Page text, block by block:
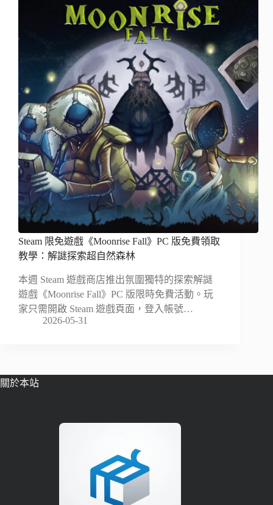
Steam 限免遊戲《Moonrise Fall》PC 版免費領取
教學：解謎探索超自然森林
本週 Steam 遊戲商店推出氛圍獨特的探索解謎
遊戲《Moonrise Fall》PC 版限時免費活動。玩
家只需開啟 Steam 遊戲頁面，登入帳號…
2026-05-31
關於本站